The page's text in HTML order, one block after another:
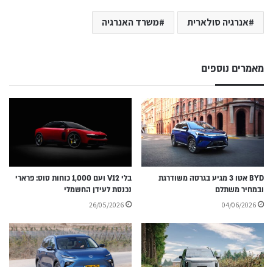
אנרגיה סולארית משרד האנרגיה
מאמרים נוספים
BYD אטו 3 מגיע בגרסה משודרגת
ובמחיר משתלם
04/06/2026
בלי V12 ועם 1,000 כוחות סוס: פרארי
נכנסת לעידן החשמלי
26/05/2026